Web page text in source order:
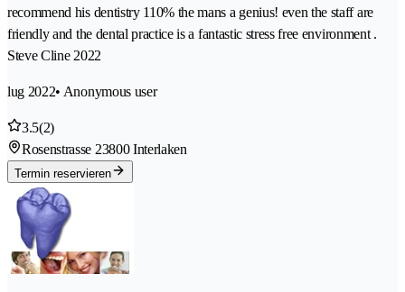
recommend his dentistry 110% the mans a genius! even the staff are
friendly and the dental practice is a fantastic stress free environment .
Steve Cline 2022
lug 2022• Anonymous user
3.5(2)
Rosenstrasse 23800 Interlaken
Termin reservieren